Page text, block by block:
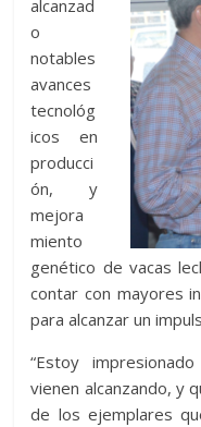
alcanzad
o
notables
avances
tecnológ
icos en
producci
ón, y
mejora
miento
genético de vacas
contar con mayores
para alcanzar un
“Estoy
vienen alcanzando, y
de los ejemplares